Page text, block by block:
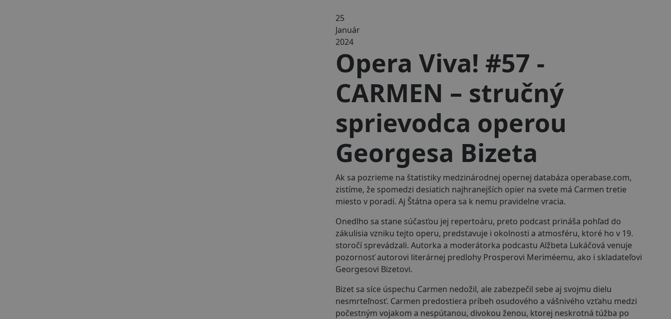
25
Január
2024
Opera Viva! #57 -
CARMEN – stručný
sprievodca operou
Georgesa Bizeta
Ak sa pozrieme na štatistiky medzinárodnej opernej databáza operabase.com,
zistíme, že spomedzi desiatich najhranejších opier na svete má Carmen tretie
miesto v poradí. Aj Štátna opera sa k nemu pravidelne vracia.
Onedlho sa stane súčasťou jej repertoáru, preto podcast prináša pohľad do
zákulisia vzniku tejto operu, predstavuje i okolnosti a atmosféru, ktoré ho v 19.
storočí sprevádzali. Autorka a moderátorka podcastu Alžbeta Lukáčová venuje
pozornosť autorovi literárnej predlohy Prosperovi Meriméemu, ako i skladateľovi
Georgesovi Bizetovi.
Bizet sa síce úspechu Carmen nedožil, ale zabezpečil sebe aj svojmu dielu
nesmrteľnosť. Carmen predostiera príbeh osudového a vášnivého vzťahu medzi
počestným vojakom a nespútanou, divokou ženou, ktorej neskrotná túžba po